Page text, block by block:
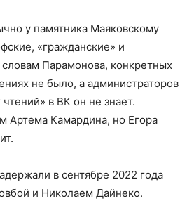
у памятника Маяковскому
«гражданские» и
Парамонова, конкретных
не было, а администраторов
в ВК он не знает.
Артема Камардина, но Егора
в сентябре 2022 года
и Николаем Дайнеко.